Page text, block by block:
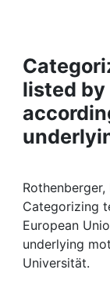
Projects
People
Awards
My FIS
Help
listed by
Categorizing
European
underlying
Universität.